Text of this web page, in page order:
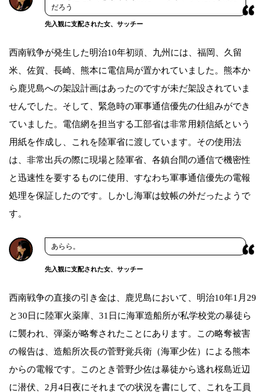
だろう
先入観に支配された女、サッチー
西南戦争が発生した明治10年初頭、九州には、福岡、久留
米、佐賀、長崎、熊本に電信局が置かれていました。熊本か
ら鹿児島への架設計画はあったのですが未だ架設されていま
せんでした。そして、緊急時の軍事通信優先の仕組みができ
ていました。電信網を担当する工部省は非常用頼信紙という
用紙を作成し、これを陸軍省に渡しています。その使用法
は、非常出兵の際に現場と陸軍省、各鎮台間の通信で機密性
と迅速性を要するものに使用、すなわち軍事通信優先の電報
処理を保証したのです。しかし海軍は蚊帳の外だったようで
す。
あらら。
先入観に支配された女、サッチー
西南戦争の直接の引き金は、鹿児島において、明治10年1月29
と30日に陸軍火薬庫、31日に海軍造船所が私学校党の暴徒ら
に襲われ、弾薬が略奪されたことにあります。この略奪被害
の報告は、造船所次長の菅野覚兵衛（海軍少佐）による熊本
からの電報です。このとき菅野少佐は暴徒から逃れ桜島近辺
に潜伏、2月4日夜にそれまでの状況を書にして、これを工員